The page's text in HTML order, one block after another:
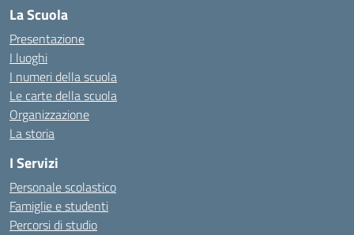
La Scuola
Presentazione
I luoghi
I numeri della scuola
Le carte della scuola
Organizzazione
La storia
I Servizi
Personale scolastico
Famiglie e studenti
Percorsi di studio